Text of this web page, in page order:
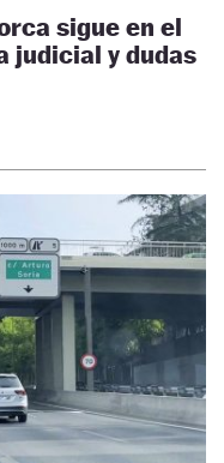
sigue en el
judicial y dudas